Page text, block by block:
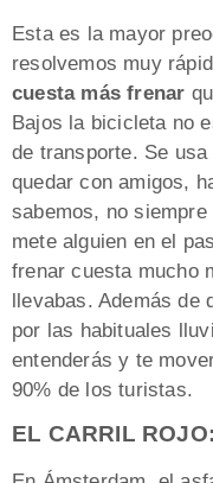
Esta es la mayor
resolvemos muy
cuesta más frenar
Bajos la bicicleta no
de transporte. Se
quedar con amigos,
sabemos, no
mete alguien en el
frenar cuesta mucho
llevabas. Además de
por las habituales
entenderás y te
90% de los turistas.
EL CARRIL